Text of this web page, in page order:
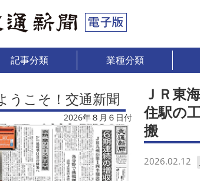
記事分類 業種分類
うこそ！交通新聞
2026年８月６日付
ＪＲ東
住駅の
搬
2026.02.12